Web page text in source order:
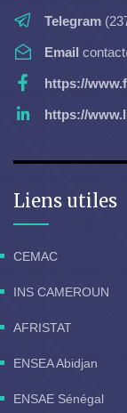
Telegram
Email
https://
https://
Liens utiles
CEMAC
INS CAMEROUN
AFRISTAT
ENSEA Abidjan
ENSAE Sénégal